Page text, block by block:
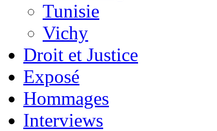
Tunisie
Vichy
Droit et Justice
Exposé
Hommages
Interviews